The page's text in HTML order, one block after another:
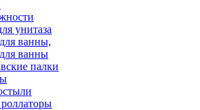
унитаза
ванны,
ванны
палки